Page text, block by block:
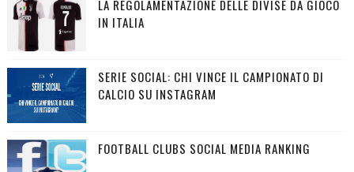
LA REGOLAMENTAZIONE DELLE DIVISE DA GIOCO
IN ITALIA
SERIE SOCIAL: CHI VINCE IL CAMPIONATO DI
CALCIO SU INSTAGRAM
FOOTBALL CLUBS SOCIAL MEDIA RANKING